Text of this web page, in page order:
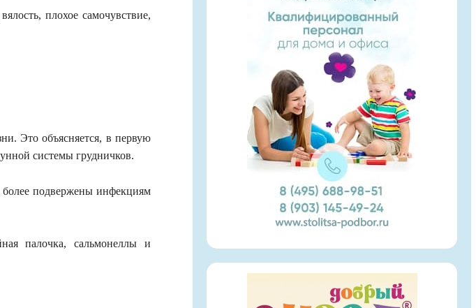
плохое самочувствие,
Это объясняется, в первую
системы грудничков.
более подвержены инфекциям
палочка, сальмонеллы и